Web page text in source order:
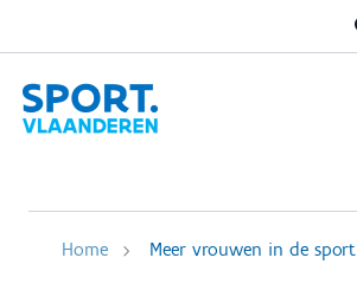
Home Meer vrouwen in de sport